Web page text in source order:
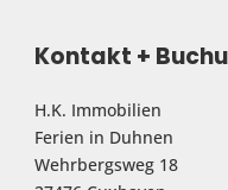
Kontakt +
H.K. Immobilien
Ferien in Duhnen
Wehrbergsweg 18